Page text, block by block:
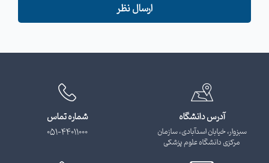
ارسال نظر
آدرس دانشگاه
سبزوار، خیابان اسدآبادی، سازمان
مرکزی دانشگاه علوم پزشکی
شماره تماس
051-44011000